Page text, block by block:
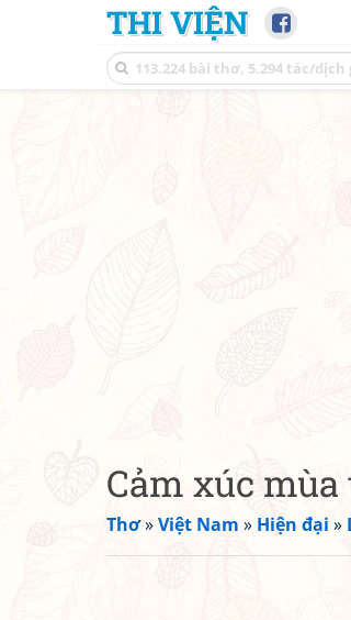
THI VIỆN
Cảm xúc mùa
Thơ»Việt Nam » Hiện đại »